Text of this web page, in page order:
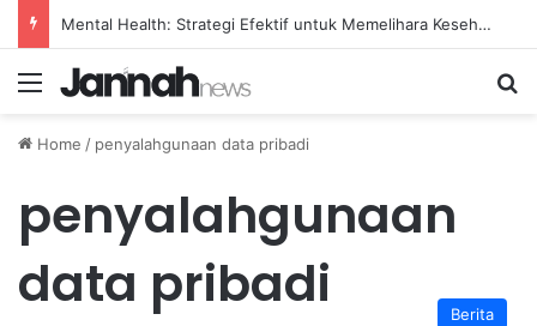
Membangun Mindset Positif untuk Mendukung Perubahan Gaya Hidup Sehat yang Optimal
Menu
Home / penyalahgunaan data pribadi
penyalahgunaan
data pribadi
Berita